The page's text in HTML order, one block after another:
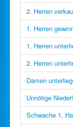
2. Herren
1. Herren
1. Herren
2. Herren
Damen
Unnötige
Schwache 1.